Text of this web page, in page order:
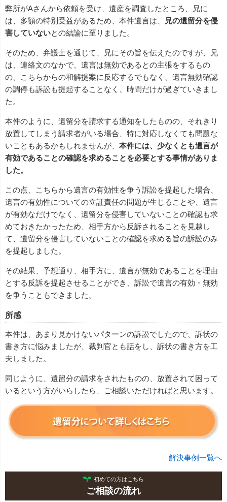
弊所がAさんから依頼を受け、遺産を調査したところ、兄に
は、多額の特別受益があるため、本件遺言は、
兄の遺留分を侵
害していないとの結論に至りました。
そのため、弁護士を通じて、兄にその旨を伝えたのですが、兄
は、連絡文のなかで、遺言は無効であるとの主張をするもの
の、こちらからの和解提案に反応するでもなく、遺言無効確認
の調停も訴訟も提起することなく、時間だけが過ぎていきまし
た。
本件のように、遺留分を請求する通知をしたものの、それきり
放置してしまう請求者がいる場合、特に対応しなくても問題な
いこともあるかもしれませんが、 本件には、少なくとも遺言が
有効であることの確認を求めることを必要とする事情がありま
した。
この点、こちらから遺言の有効性を争う訴訟を提起した場合、
遺言の有効性についての立証責任の問題が生じることや、遺言
が有効なだけでなく、遺留分を侵害していないことの確認も求
めておきたかったため、相手方から反訴されることを見越し
て、遺留分を侵害していないことの確認を求める旨の訴訟のみ
を提起しました。
その結果、予想通り、相手方に、遺言が無効であることを理由
とする反訴を提起させることができ、訴訟で遺言の有効・無効
を争うこともできました。
所感
本件は、あまり見かけないパターンの訴訟でしたので、訴状の
書き方に悩みましたが、裁判官とも話をし、訴状の書き方を工
夫しました。
同じように、遺留分の請求をされたものの、放置されて困って
いるという方がいらしたら、ご相談いただければと思います。
解決事例一覧へ
初めての方はこちら
ご相談の流れ